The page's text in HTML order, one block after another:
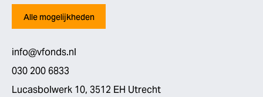
Alle mogelijkheden
info@vfonds.nl
030 200 6833
Lucasbolwerk 10, 3512 EH Utrecht